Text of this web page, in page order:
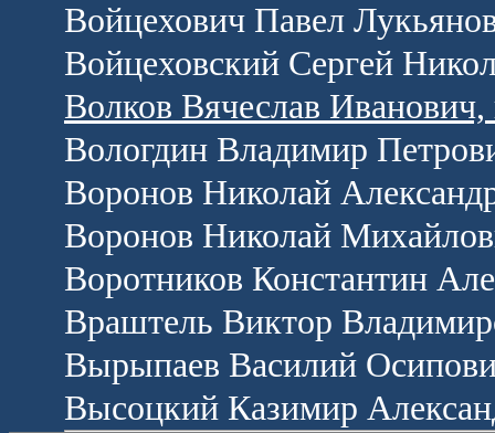
Войцехович Павел
Войцеховский Сергей
Волков Вячеслав Иванович,
Вологдин Владимир
Воронов Николай
Воронов Николай
Воротников Константин
Враштель Виктор
Вырыпаев Василий
Высоцкий Казимир